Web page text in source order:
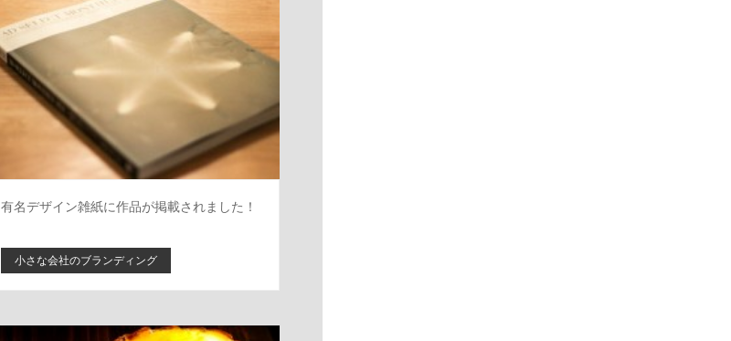
有名デザイン雑紙に作品が掲載されました！
小さな会社のブランディング